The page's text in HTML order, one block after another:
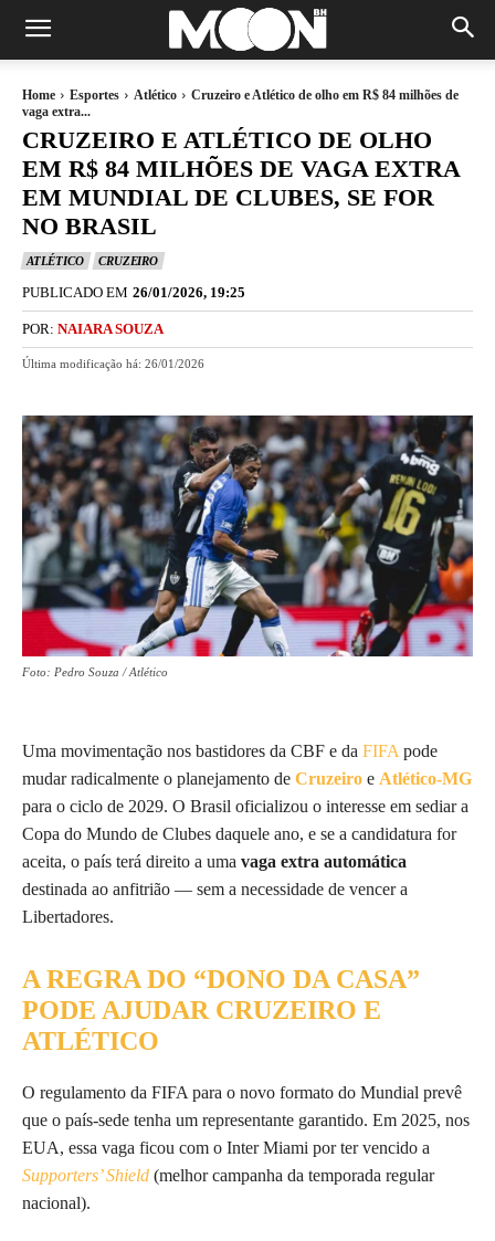
Home Esportes Atlético
Cruzeiro e Atlético de olho em R$ 84 milhões de
vaga extra...
CRUZEIRO E ATLÉTICO DE OLHO
EM R$ 84 MILHÕES DE VAGA EXTRA
EM MUNDIAL DE CLUBES, SE FOR
NO BRASIL
ATLÉTICO CRUZEIRO
PUBLICADO EM 26/01/2026, 19:25
POR: NAIARA SOUZA
Última modificação há: 26/01/2026
Foto: Pedro Souza / Atlético
Uma movimentação nos bastidores da CBF e da FIFA pode
mudar radicalmente o planejamento de Cruzeiro e Atlético-MG
para o ciclo de 2029. O Brasil oficializou o interesse em sediar a
Copa do Mundo de Clubes daquele ano, e se a candidatura for
aceita, o país terá direito a uma vaga extra automática
destinada ao anfitrião — sem a necessidade de vencer a
Libertadores.
A REGRA DO “DONO DA CASA”
PODE AJUDAR CRUZEIRO E
ATLÉTICO
O regulamento da FIFA para o novo formato do Mundial prevê
que o país-sede tenha um representante garantido. Em 2025, nos
EUA, essa vaga ficou com o Inter Miami por ter vencido a
Supporters’ Shield (melhor campanha da temporada regular
nacional).